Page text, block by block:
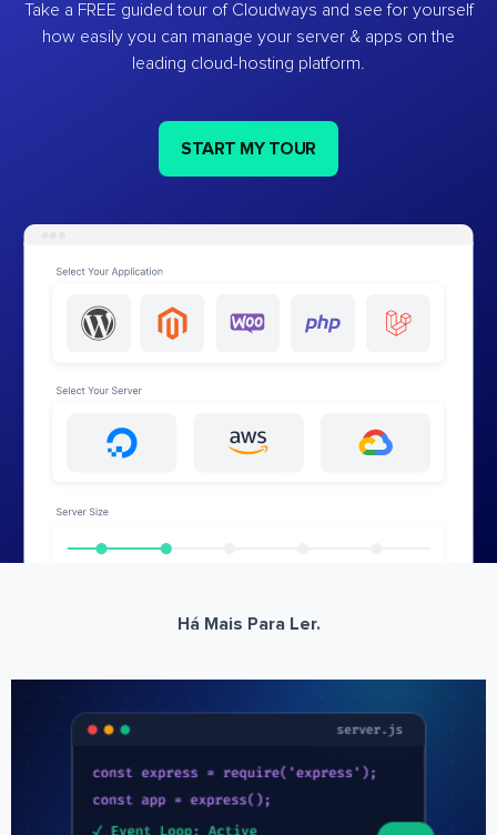
Take a FREE guided tour of Cloudways and see for yourself
how easily you can manage your server & apps on the
leading cloud-hosting platform.
START MY TOUR
Há Mais Para Ler.